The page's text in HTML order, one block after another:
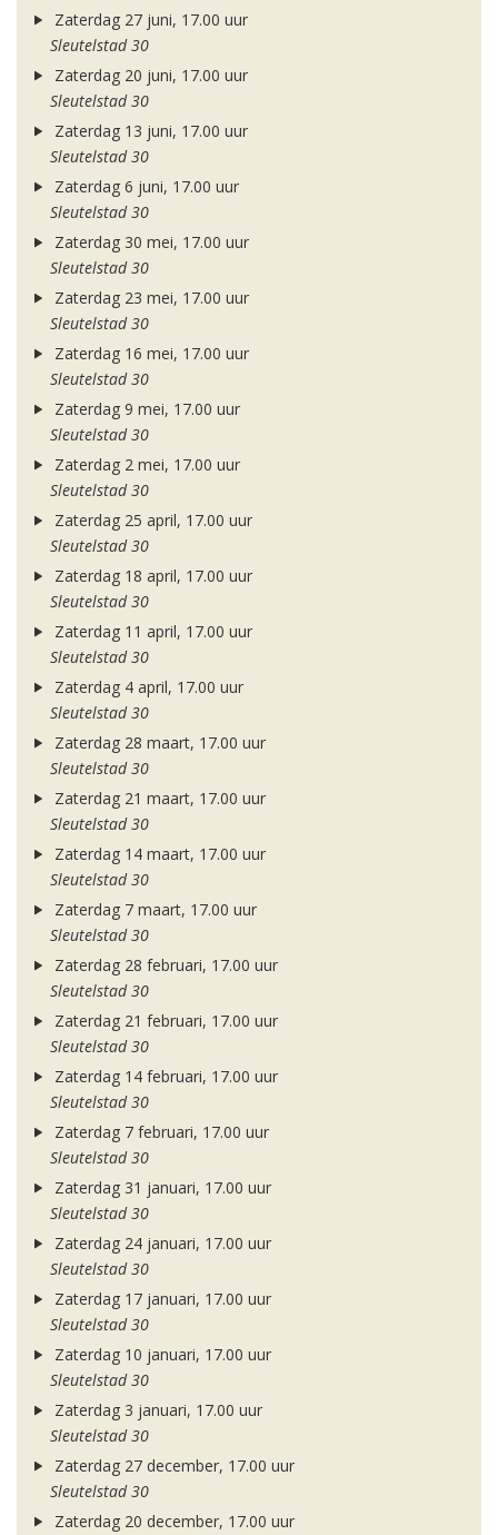
Zaterdag 27 juni, 17.00 uur
Sleutelstad 30
Zaterdag 20 juni, 17.00 uur
Sleutelstad 30
Zaterdag 13 juni, 17.00 uur
Sleutelstad 30
Zaterdag 6 juni, 17.00 uur
Sleutelstad 30
Zaterdag 30 mei, 17.00 uur
Sleutelstad 30
Zaterdag 23 mei, 17.00 uur
Sleutelstad 30
Zaterdag 16 mei, 17.00 uur
Sleutelstad 30
Zaterdag 9 mei, 17.00 uur
Sleutelstad 30
Zaterdag 2 mei, 17.00 uur
Sleutelstad 30
Zaterdag 25 april, 17.00 uur
Sleutelstad 30
Zaterdag 18 april, 17.00 uur
Sleutelstad 30
Zaterdag 11 april, 17.00 uur
Sleutelstad 30
Zaterdag 4 april, 17.00 uur
Sleutelstad 30
Zaterdag 28 maart, 17.00 uur
Sleutelstad 30
Zaterdag 21 maart, 17.00 uur
Sleutelstad 30
Zaterdag 14 maart, 17.00 uur
Sleutelstad 30
Zaterdag 7 maart, 17.00 uur
Sleutelstad 30
Zaterdag 28 februari, 17.00 uur
Sleutelstad 30
Zaterdag 21 februari, 17.00 uur
Sleutelstad 30
Zaterdag 14 februari, 17.00 uur
Sleutelstad 30
Zaterdag 7 februari, 17.00 uur
Sleutelstad 30
Zaterdag 31 januari, 17.00 uur
Sleutelstad 30
Zaterdag 24 januari, 17.00 uur
Sleutelstad 30
Zaterdag 17 januari, 17.00 uur
Sleutelstad 30
Zaterdag 10 januari, 17.00 uur
Sleutelstad 30
Zaterdag 3 januari, 17.00 uur
Sleutelstad 30
Zaterdag 27 december, 17.00 uur
Sleutelstad 30
Zaterdag 20 december, 17.00 uur